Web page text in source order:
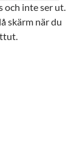
och inte ser ut.
skärm när du